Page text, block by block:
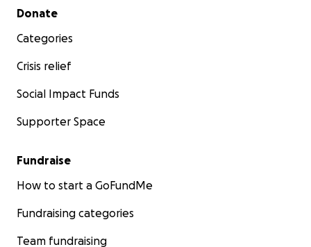
Secondary menu
Donate
Categories
Crisis relief
Social Impact Funds
Supporter Space
Fundraise
How to start a GoFundMe
Fundraising categories
Team fundraising